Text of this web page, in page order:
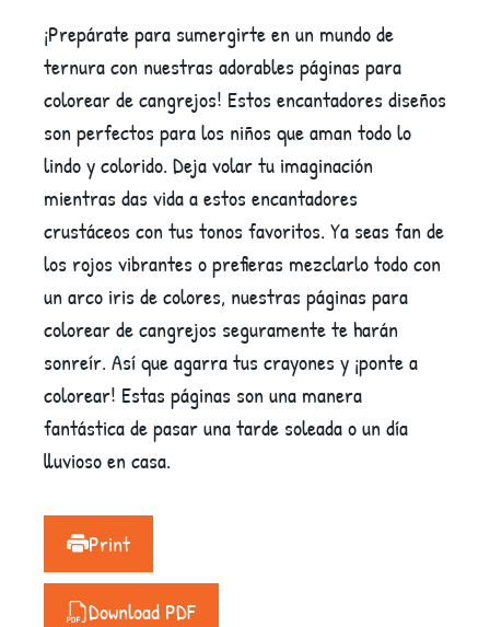
¡Prepárate para sumergirte en un mundo de
ternura con nuestras adorables páginas para
colorear de cangrejos! Estos encantadores diseños
son perfectos para los niños que aman todo lo
lindo y colorido. Deja volar tu imaginación
mientras das vida a estos encantadores
crustáceos con tus tonos favoritos. Ya seas fan de
los rojos vibrantes o prefieras mezclarlo todo con
un arco iris de colores, nuestras páginas para
colorear de cangrejos seguramente te harán
sonreír. Así que agarra tus crayones y ¡ponte a
colorear! Estas páginas son una manera
fantástica de pasar una tarde soleada o un día
lluvioso en casa.
Print
Download PDF